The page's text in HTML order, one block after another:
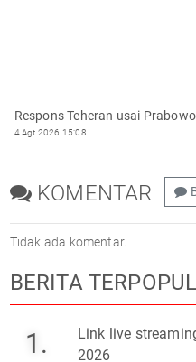
Respons Teheran usai
4 Agt 2026 15:08
KOMENTAR
Tidak ada komentar.
BERITA
1.
Link live
2026